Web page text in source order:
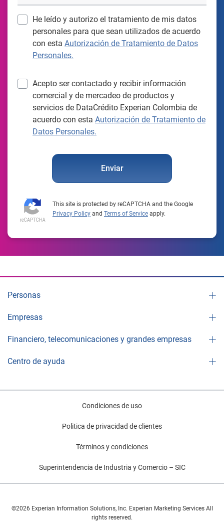
He leído y autorizo el tratamiento de mis datos
personales para que sean utilizados de acuerdo
con esta Autorización de Tratamiento de Datos
Personales.
Acepto ser contactado y recibir información
comercial y de mercadeo de productos y
servicios de DataCrédito Experian Colombia de
acuerdo con esta Autorización de Tratamiento de
Datos Personales.
Enviar
This site is protected by reCAPTCHA and the Google
Privacy Policy and Terms of Service apply.
Personas
Empresas
Financiero, telecomunicaciones y grandes empresas
Centro de ayuda
Condiciones de uso
Politica de privacidad de clientes
Términos y condiciones
Superintendencia de Industria y Comercio – SIC
©2026 Experian Information Solutions, Inc. Experian Marketing Services All
rights reserved.